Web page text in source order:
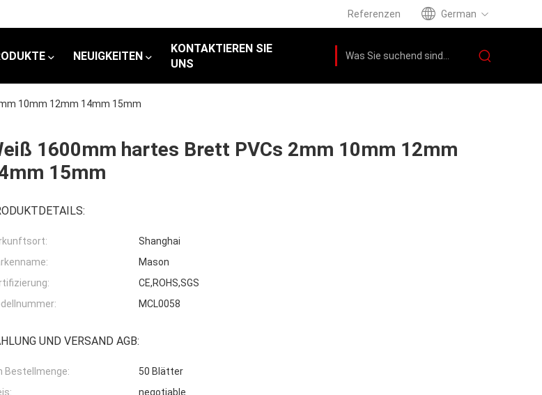
Referenzen German
NEUIGKEITEN
KONTAKTIEREN SIE
UNS
10mm 12mm 14mm 15mm
1600mm hartes Brett PVCs 2mm 10mm 12mm
15mm
Shanghai
Mason
CE,ROHS,SGS
MCL0058
UND VERSAND AGB:
Bestellmenge:
50 Blätter
negotiable